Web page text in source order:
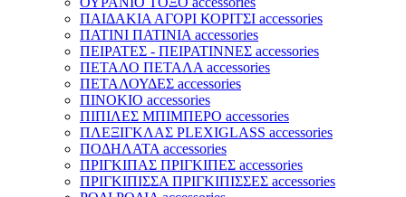
ΠΑΙΔΑΚΙΑ ΑΓΟΡΙ ΚΟΡΙΤΣΙ accessories
ΠΑΤΙΝΙ ΠΑΤΙΝΙΑ accessories
ΠΕΙΡΑΤΕΣ - ΠΕΙΡΑΤΙΝΝΕΣ accessories
ΠΕΤΑΛΟ ΠΕΤΑΛΑ accessories
ΠΕΤΑΛΟΥΔΕΣ accessories
ΠΙΝΟΚΙΟ accessories
ΠΙΠΙΛΕΣ ΜΠΙΜΠΕΡΟ accessories
ΠΛΕΞΙΓΚΛΑΣ PLEXIGLASS accessories
ΠΟΔΗΛΑΤΑ accessories
ΠΡΙΓΚΙΠΑΣ ΠΡΙΓΚΙΠΕΣ accessories
ΠΡΙΓΚΙΠΙΣΣΑ ΠΡΙΓΚΙΠΙΣΣΕΣ accessories